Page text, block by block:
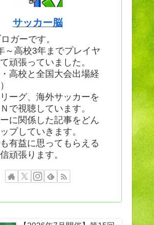
サッカー脳
ガーです。
～高校3年までプレイヤ
頑張っていました。
・高校と全国大会出場経
ーグ、海外サッカーを
で視聴しています。
に関係した記事をどん
プしていきます。
有益に思ってもらえる
頑張ります。